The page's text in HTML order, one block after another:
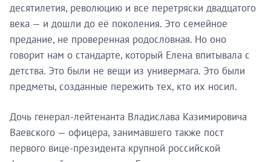
десятилетия, революцию и все перетряски двадцатого
века — и дошли до её поколения. Это семейное
предание, не проверенная родословная. Но оно
говорит нам о стандарте, который Елена впитывала с
детства. Это были не вещи из универмага. Это были
предметы, созданные пережить тех, кто их носил.
Дочь генерал-лейтенанта Владислава Казимировича
Ваевского — офицера, занимавшего также пост
первого вице-президента крупной российской